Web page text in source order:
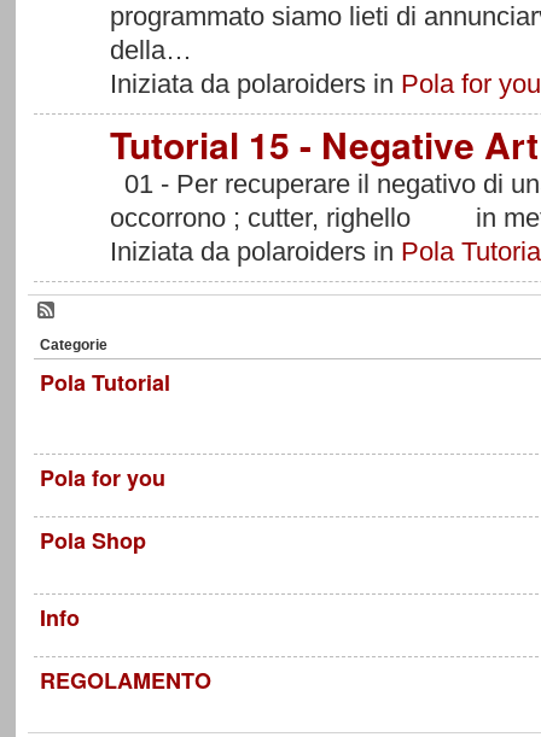
programmato siamo lieti di
della…
Iniziata da polaroiders in Pola for you
Tutorial 15 - Negative Art
01 - Per recuperare il negativo di
occorrono ; cutter, righello in
Iniziata da polaroiders in Pola
Categorie
Pola Tutorial
Pola for you
Pola Shop
Info
REGOLAMENTO